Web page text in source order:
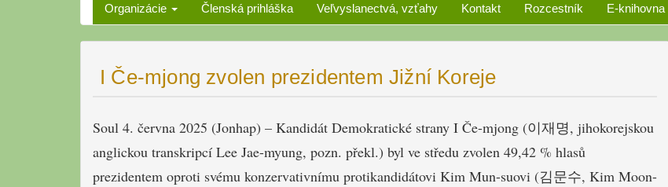
Organizácie Členská prihláška Veľvyslanectvá, vzťahy Kontakt Rozcestník E-knihovna
I Če-mjong zvolen prezidentem Jižní Koreje
Soul 4. června 2025 (Jonhap) – Kandidát Demokratické strany I Če-mjong (이재명, jihokorejskou
anglickou transkripcí Lee Jae-myung, pozn. překl.) byl ve středu zvolen 49,42 % hlasů
prezidentem oproti svému konzervativnímu protikandidátovi Kim Mun-suovi (김문수, Kim Moon-